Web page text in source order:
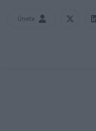
Únete